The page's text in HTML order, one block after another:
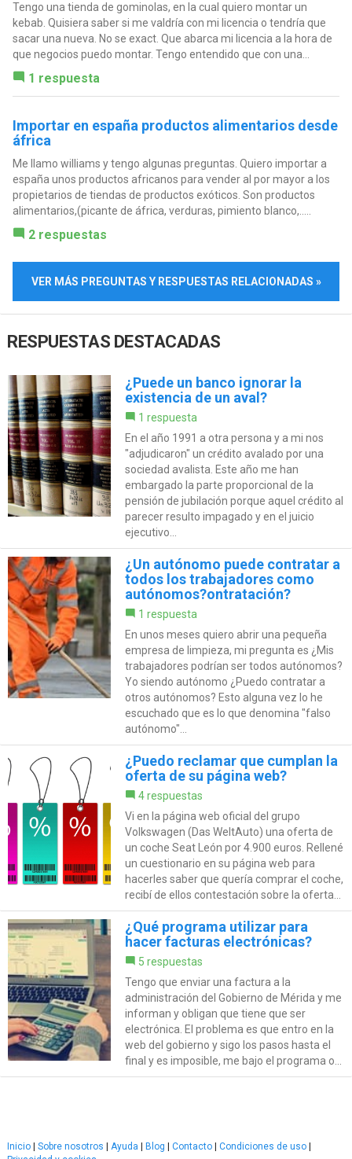
Tengo una tienda de gominolas, en la cual quiero montar un
kebab. Quisiera saber si me valdría con mi licencia o tendría que
sacar una nueva. No se exact. Que abarca mi licencia a la hora de
que negocios puedo montar. Tengo entendido que con una...
1 respuesta
Importar en españa productos alimentarios desde
áfrica
Me llamo williams y tengo algunas preguntas. Quiero importar a
españa unos productos africanos para vender al por mayor a los
propietarios de tiendas de productos exóticos. Son productos
alimentarios,(picante de áfrica, verduras, pimiento blanco,.....
2 respuestas
VER MÁS PREGUNTAS Y RESPUESTAS RELACIONADAS »
RESPUESTAS DESTACADAS
¿Puede un banco ignorar la
existencia de un aval?
1 respuesta
En el año 1991 a otra persona y a mi nos
"adjudicaron" un crédito avalado por una
sociedad avalista. Este año me han
embargado la parte proporcional de la
pensión de jubilación porque aquel crédito al
parecer resulto impagado y en el juicio
ejecutivo...
¿Un autónomo puede contratar a
todos los trabajadores como
autónomos?ontratación?
1 respuesta
En unos meses quiero abrir una pequeña
empresa de limpieza, mi pregunta es ¿Mis
trabajadores podrían ser todos autónomos?
Yo siendo autónomo ¿Puedo contratar a
otros autónomos? Esto alguna vez lo he
escuchado que es lo que denomina "falso
autónomo"...
¿Puedo reclamar que cumplan la
oferta de su página web?
4 respuestas
Vi en la página web oficial del grupo
Volkswagen (Das WeltAuto) una oferta de
un coche Seat León por 4.900 euros. Rellené
un cuestionario en su página web para
hacerles saber que quería comprar el coche,
recibí de ellos contestación sobre la oferta...
¿Qué programa utilizar para
hacer facturas electrónicas?
5 respuestas
Tengo que enviar una factura a la
administración del Gobierno de Mérida y me
informan y obligan que tiene que ser
electrónica. El problema es que entro en la
web del gobierno y sigo los pasos hasta el
final y es imposible, me bajo el programa o...
Inicio Sobre nosotros Ayuda Blog Contacto Condiciones de uso